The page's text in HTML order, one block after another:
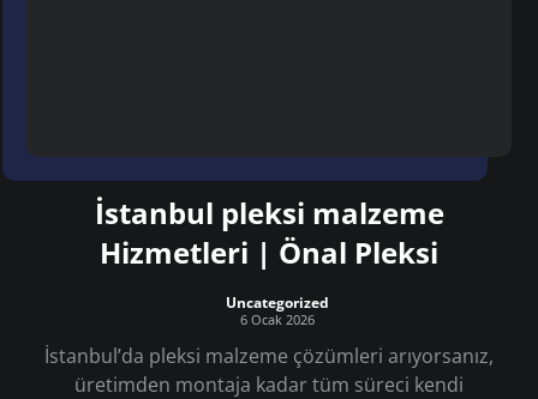
İstanbul pleksi malzeme
Hizmetleri | Önal Pleksi
Uncategorized
6 Ocak 2026
İstanbul’da pleksi malzeme çözümleri arıyorsanız,
üretimden montaja kadar tüm süreci kendi